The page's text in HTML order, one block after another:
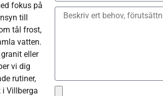
fokus på
till
tål frost,
vatten.
eller
vi dig
rutiner,
Villberga